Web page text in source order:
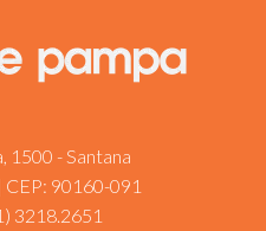
1500 - Santana
90160-091
3218.2651